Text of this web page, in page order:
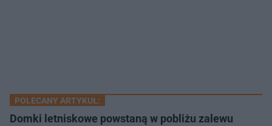
POLECANY ARTYKUŁ:
Domki letniskowe powstaną w pobliżu zalewu